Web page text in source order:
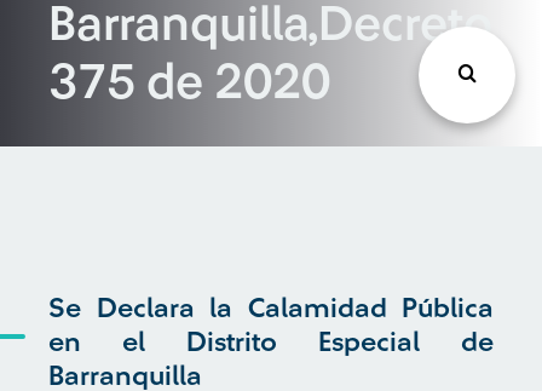
Barranquilla,Decreto
375 de 2020
Se Declara la Calamidad Pública
en el Distrito Especial de
Barranquilla